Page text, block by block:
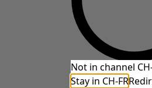
Not in channel
Stay in CH-FR